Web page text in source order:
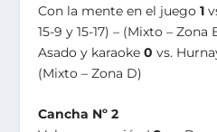
Con la mente en el juego1
15-9 y 15-17) – (Mixto – Zona
Asado y karaoke0 vs.
(Mixto – Zona D)
Cancha Nº 2